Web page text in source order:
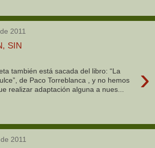
2011
SIN
›
también está sacada del libro: “La
de Paco Torreblanca , y no hemos
realizar adaptación alguna a nues...
2011